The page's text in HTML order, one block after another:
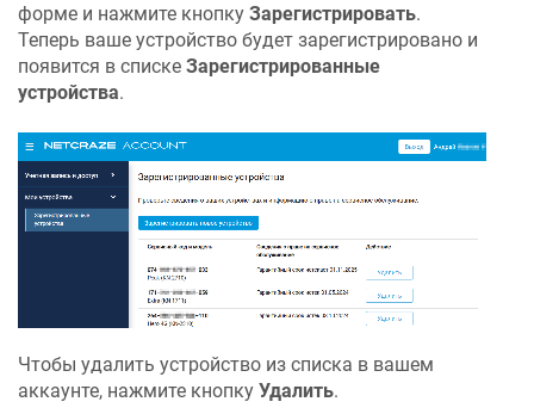
форме и нажмите кнопку Зарегистрировать.
Теперь ваше устройство будет зарегистрировано и
появится в списке Зарегистрированные
устройства.
Чтобы удалить устройство из списка в вашем
аккаунте, нажмите кнопку Удалить.